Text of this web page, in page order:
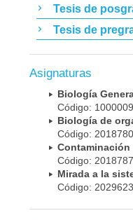
Tesis de
Tesis de
Asignaturas
Biología
Código:
Biología de
Código:
Contaminación
Código:
Mirada a la
Código: